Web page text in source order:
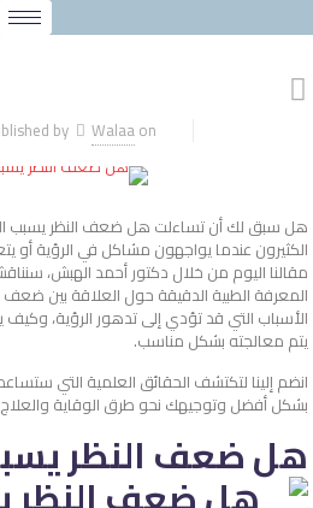
by Walaaon
هل سبق لك أن تساءلت هل ضعف النظر يسبب
الكثيرون عندما يواجهون مشاكل في الرؤية
مقالنا اليوم من خلال دكتور أحمد الهبش،
المعرفة الطبية الدقيقة حول العلاقة بين
الأسباب التي قد تؤدي إلى تدهور الرؤية،
يتم معالجته بشكل مناسب.
انضم إلينا لتكتشف الحقائق العلمية التي
بشكل أفضل وتوجيهك نحو طرق الوقاية والعلاج
هل ضعف النظر